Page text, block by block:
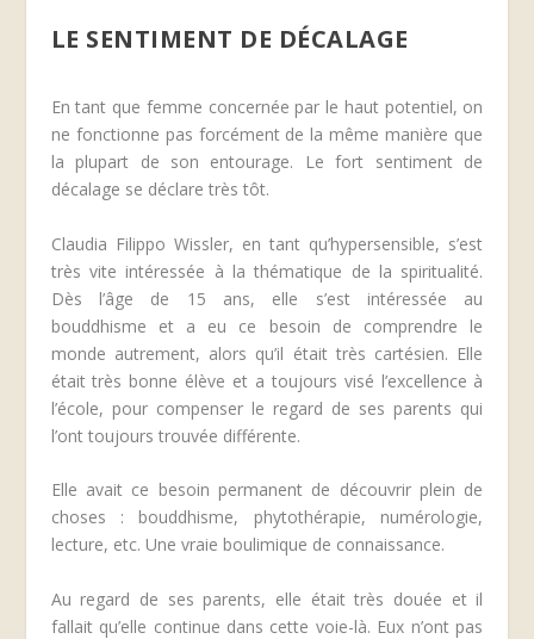
LE SENTIMENT DE DÉCALAGE
En tant que femme concernée par le haut potentiel, on
ne fonctionne pas forcément de la même manière que
la plupart de son entourage. Le fort sentiment de
décalage se déclare très tôt.
Claudia Filippo Wissler, en tant qu’hypersensible, s’est
très vite intéressée à la thématique de la spiritualité.
Dès l’âge de 15 ans, elle s’est intéressée au
bouddhisme et a eu ce besoin de comprendre le
monde autrement, alors qu’il était très cartésien. Elle
était très bonne élève et a toujours visé l’excellence à
l’école, pour compenser le regard de ses parents qui
l’ont toujours trouvée différente.
Elle avait ce besoin permanent de découvrir plein de
choses : bouddhisme, phytothérapie, numérologie,
lecture, etc. Une vraie boulimique de connaissance.
Au regard de ses parents, elle était très douée et il
fallait qu’elle continue dans cette voie-là. Eux n’ont pas